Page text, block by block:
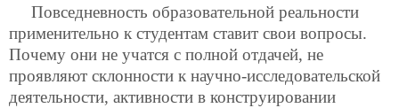
Повседневность образовательной реальности
применительно к студентам ставит свои вопросы.
Почему они не учатся с полной отдачей, не
проявляют склонности к научно-исследовательской
деятельности, активности в конструировании